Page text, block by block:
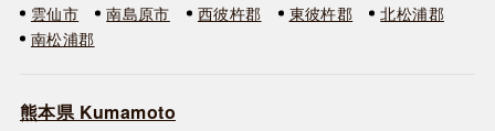
雲仙市
南島原市 西彼杵郡 東彼杵郡
北松浦郡
南松浦郡
熊本県 Kumamoto